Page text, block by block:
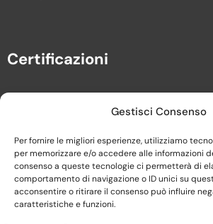
Gestisci Consenso
Per fornire le migliori esperienze, utilizziamo
per memorizzare e/o accedere alle informazioni
consenso a queste tecnologie ci permetterà di
comportamento di navigazione o ID unici su
acconsentire o ritirare il consenso può influire
caratteristiche e funzioni.
Certificazioni